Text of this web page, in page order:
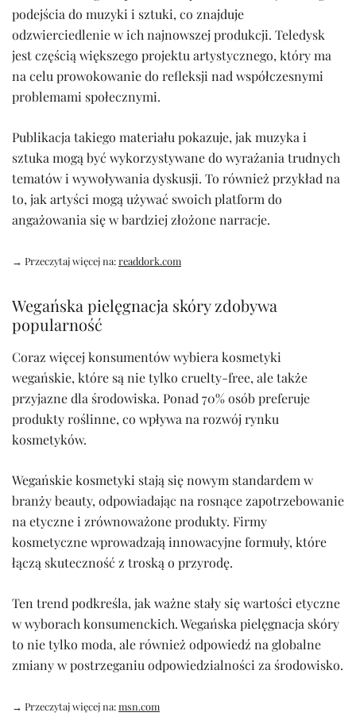
podejścia do muzyki i sztuki, co znajduje
odzwierciedlenie w ich najnowszej produkcji. Teledysk
jest częścią większego projektu artystycznego, który ma
na celu prowokowanie do refleksji nad współczesnymi
problemami społecznymi.
Publikacja takiego materiału pokazuje, jak muzyka i
sztuka mogą być wykorzystywane do wyrażania trudnych
tematów i wywoływania dyskusji. To również przykład na
to, jak artyści mogą używać swoich platform do
angażowania się w bardziej złożone narracje.
→ Przeczytaj więcej na:readdork.com
Wegańska pielęgnacja skóry zdobywa
popularność
Coraz więcej konsumentów wybiera kosmetyki
wegańskie, które są nie tylko cruelty-free, ale także
przyjazne dla środowiska. Ponad 70% osób preferuje
produkty roślinne, co wpływa na rozwój rynku
kosmetyków.
Wegańskie kosmetyki stają się nowym standardem w
branży beauty, odpowiadając na rosnące zapotrzebowanie
na etyczne i zrównoważone produkty. Firmy
kosmetyczne wprowadzają innowacyjne formuły, które
łączą skuteczność z troską o przyrodę.
Ten trend podkreśla, jak ważne stały się wartości etyczne
w wyborach konsumenckich. Wegańska pielęgnacja skóry
to nie tylko moda, ale również odpowiedź na globalne
zmiany w postrzeganiu odpowiedzialności za środowisko.
→ Przeczytaj więcej na:msn.com